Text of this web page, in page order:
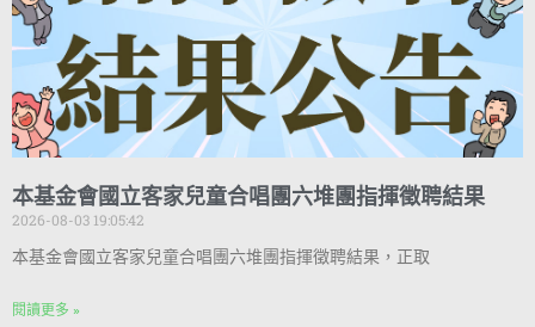
本基金會國立客家兒童合唱團六堆團指揮徵聘結果
2026-08-03 19:05:42
本基金會國立客家兒童合唱團六堆團指揮徵聘結果，正取
閱讀更多 »